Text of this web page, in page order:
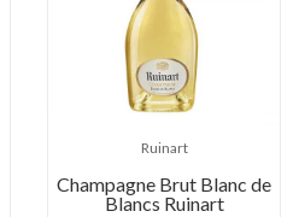
Ruinart
Champagne Brut Blanc de
Blancs Ruinart